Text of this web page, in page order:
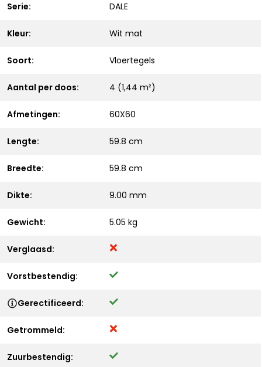
Serie: DALE
Kleur: Wit mat
Soort: Vloertegels
Aantal per doos: 4 (1,44 m²)
Afmetingen: 60X60
Lengte: 59.8 cm
Breedte: 59.8 cm
Dikte: 9.00 mm
Gewicht: 5.05 kg
Verglaasd:
Vorstbestendig:
Gerectificeerd:
Getrommeld:
Zuurbestendig: